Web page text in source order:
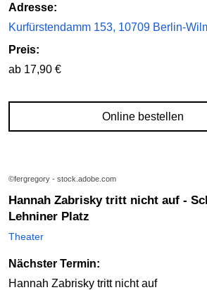
Adresse:
Kurfürstendamm 153, 10709 Berlin-
Preis:
ab 17,90 €
Online bestellen
©fergregory - stock.adobe.com
Hannah Zabrisky tritt nicht auf - Schaubühne am
Lehniner Platz
Theater
Nächster Termin:
Hannah Zabrisky tritt nicht auf